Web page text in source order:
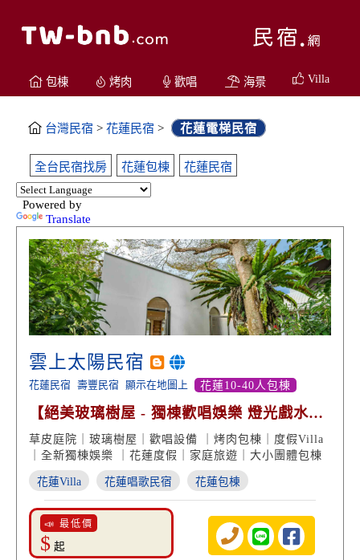
包棟 烤肉 歡唱 海景 Villa
台灣民宿 > 花蓮民宿 > 花蓮電梯民宿
全台民宿找房 花蓮包棟 花蓮民宿
Powered by
Translate
雲上太陽民宿
花蓮民宿 壽豐民宿 顯示在地圖上 花蓮10-40人包棟
【絕美玻璃樹屋 - 獨棟歡唱娛樂 燈光戲水
池】
草皮庭院｜玻璃樹屋｜歡唱設備 ｜烤肉包棟｜度假Villa
｜全新獨棟娛樂 ｜花蓮度假｜家庭旅遊｜大小團體包棟
花蓮Villa 花蓮唱歌民宿 花蓮包棟
📣 最低價
$ 起